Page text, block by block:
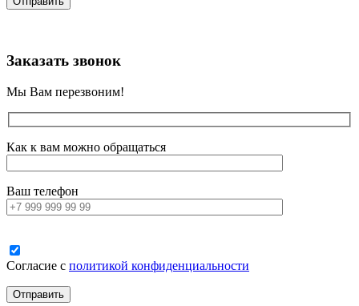
Заказать звонок
Мы Вам перезвоним!
Как к вам можно обращаться
Ваш телефон
Согласие с политикой конфиденциальности